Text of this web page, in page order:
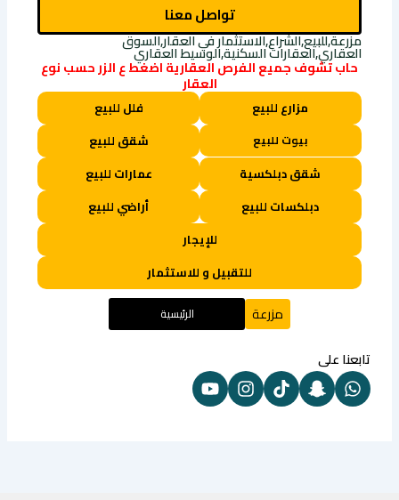
تواصل معنا
مزرعة,للبيع,الشراع,الاستثمار في العقار,السوق
العقاري,العقارات السكنية,الوسيط العقاري
حاب تشوف جميع الفرص العقارية اضغط ع الزر حسب نوع
العقار
مزارع للبيع فلل للبيع
بيوت للبيع
شقق للبيع
شقق دبلكسية
عمارات للبيع
دبلكسات للبيع
أراضي للبيع
للإيجار
للتقبيل و للاستثمار
مزرعة الرئيسية
تابعنا على